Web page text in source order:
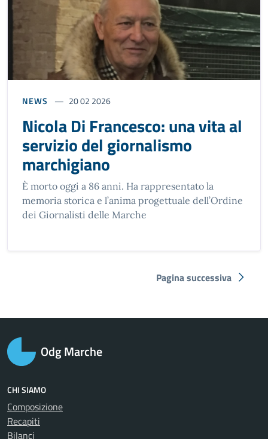
NEWS 20 02 2026
Nicola Di Francesco: una vita al
servizio del giornalismo
marchigiano
È morto oggi a 86 anni. Ha rappresentato la
memoria storica e l’anima progettuale dell’Ordine
dei Giornalisti delle Marche
Pagina successiva
Odg Marche
CHI SIAMO
Composizione
Recapiti
Bilanci